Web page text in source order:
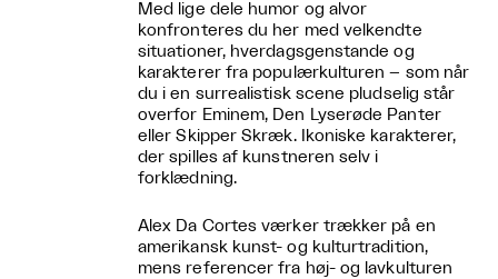
Med lige dele humor og alvor
konfronteres du her med velkendte
situationer, hverdagsgenstande og
karakterer fra populærkulturen – som når
du i en surrealistisk scene pludselig står
overfor Eminem, Den Lyserøde Panter
eller Skipper Skræk. Ikoniske karakterer,
der spilles af kunstneren selv i
forklædning.
Alex Da Cortes værker trækker på en
amerikansk kunst- og kulturtradition,
mens referencer fra høj- og lavkulturen